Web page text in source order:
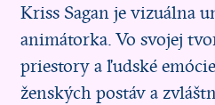
Kriss Sagan je vizuálna
animátorka. Vo svojej
priestory a ľudské
ženských postáv a